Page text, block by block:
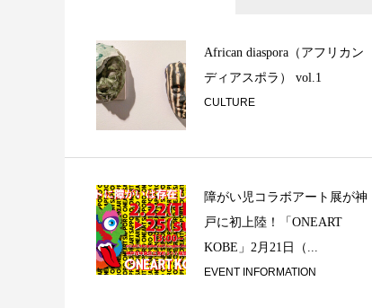
独り言 ②
日々の碑 ①
African diaspora（アフリカン
ディアスポラ） vol.1
CULTURE
障がい児コラボアート展が神
戸に初上陸！「ONEART
KOBE」2月21日（...
EVENT INFORMATION